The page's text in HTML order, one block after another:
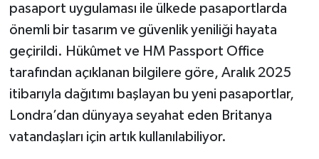
pasaport uygulaması ile ülkede pasaportlarda
önemli bir tasarım ve güvenlik yeniliği hayata
geçirildi. Hükûmet ve HM Passport Office
tarafından açıklanan bilgilere göre, Aralık 2025
itibarıyla dağıtımı başlayan bu yeni pasaportlar,
Londra’dan dünyaya seyahat eden Britanya
vatandaşları için artık kullanılabiliyor.